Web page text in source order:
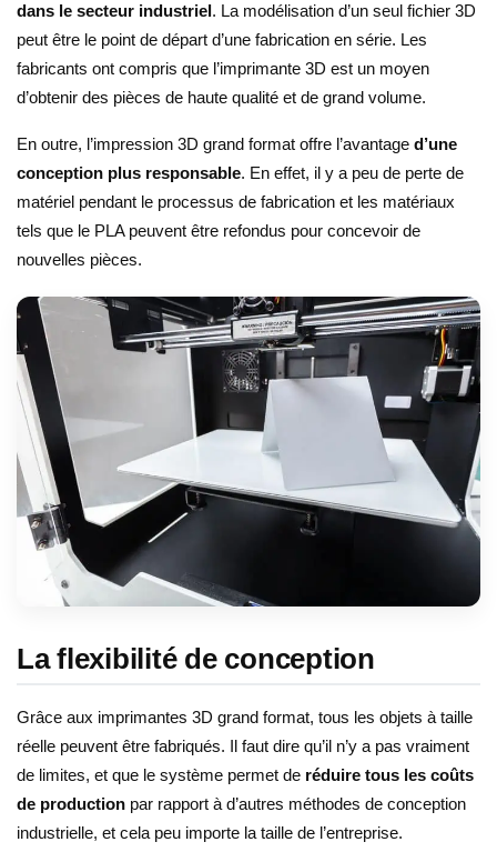
dans le secteur industriel. La modélisation d’un seul fichier 3D
peut être le point de départ d’une fabrication en série. Les
fabricants ont compris que l’imprimante 3D est un moyen
d’obtenir des pièces de haute qualité et de grand volume.
En outre, l’impression 3D grand format offre l’avantage d’une
conception plus responsable. En effet, il y a peu de perte de
matériel pendant le processus de fabrication et les matériaux
tels que le PLA peuvent être refondus pour concevoir de
nouvelles pièces.
La flexibilité de conception
Grâce aux imprimantes 3D grand format, tous les objets à taille
réelle peuvent être fabriqués. Il faut dire qu’il n’y a pas vraiment
de limites, et que le système permet de réduire tous les coûts
de production par rapport à d’autres méthodes de conception
industrielle, et cela peu importe la taille de l’entreprise.